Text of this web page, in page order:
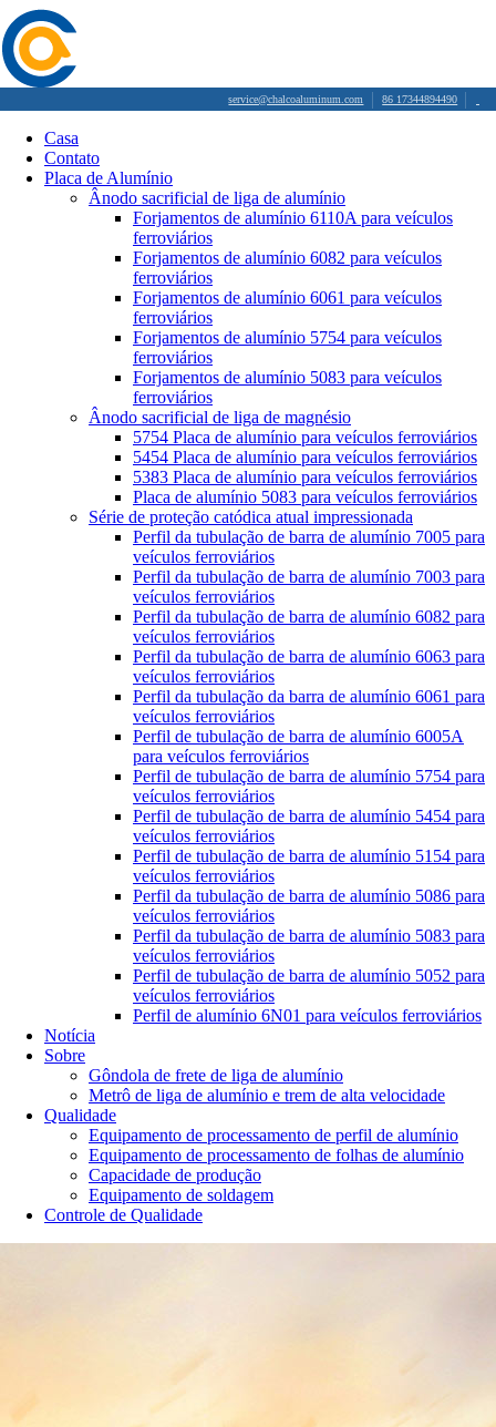
service@chalcoaluminum.com 86 17344894490
Casa
Contato
Placa de Alumínio
Ânodo sacrificial de liga de alumínio
Forjamentos de alumínio 6110A para veículos
ferroviários
Forjamentos de alumínio 6082 para veículos
ferroviários
Forjamentos de alumínio 6061 para veículos
ferroviários
Forjamentos de alumínio 5754 para veículos
ferroviários
Forjamentos de alumínio 5083 para veículos
ferroviários
Ânodo sacrificial de liga de magnésio
5754 Placa de alumínio para veículos ferroviários
5454 Placa de alumínio para veículos ferroviários
5383 Placa de alumínio para veículos ferroviários
Placa de alumínio 5083 para veículos ferroviários
Série de proteção catódica atual impressionada
Perfil da tubulação de barra de alumínio 7005 para
veículos ferroviários
Perfil da tubulação de barra de alumínio 7003 para
veículos ferroviários
Perfil da tubulação de barra de alumínio 6082 para
veículos ferroviários
Perfil da tubulação de barra de alumínio 6063 para
veículos ferroviários
Perfil da tubulação da barra de alumínio 6061 para
veículos ferroviários
Perfil de tubulação de barra de alumínio 6005A
para veículos ferroviários
Perfil de tubulação de barra de alumínio 5754 para
veículos ferroviários
Perfil de tubulação de barra de alumínio 5454 para
veículos ferroviários
Perfil de tubulação de barra de alumínio 5154 para
veículos ferroviários
Perfil da tubulação de barra de alumínio 5086 para
veículos ferroviários
Perfil da tubulação de barra de alumínio 5083 para
veículos ferroviários
Perfil de tubulação de barra de alumínio 5052 para
veículos ferroviários
Perfil de alumínio 6N01 para veículos ferroviários
Notícia
Sobre
Gôndola de frete de liga de alumínio
Metrô de liga de alumínio e trem de alta velocidade
Qualidade
Equipamento de processamento de perfil de alumínio
Equipamento de processamento de folhas de alumínio
Capacidade de produção
Equipamento de soldagem
Controle de Qualidade